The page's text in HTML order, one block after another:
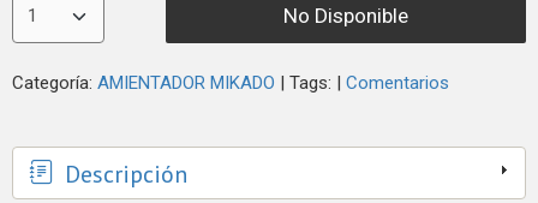
No Disponible
Categoría: AMIENTADOR MIKADO | Tags: | Comentarios
Descripción